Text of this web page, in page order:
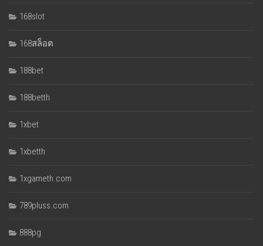
168slot
168สล็อต
188bet
188betth
1xbet
1xbetth
1xgameth.com
789pluss.com
888pg